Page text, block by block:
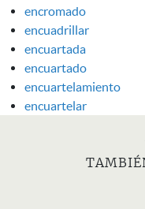
encromado
encuadrillar
encuartada
encuartado
encuartelamiento
encuartelar